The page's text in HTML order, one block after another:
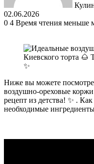
02.06.2026
0 4 Время чтения меньше
Ниже вы можете
воздушно-ореховые
рецепт из детства! ✨ .
необходимые